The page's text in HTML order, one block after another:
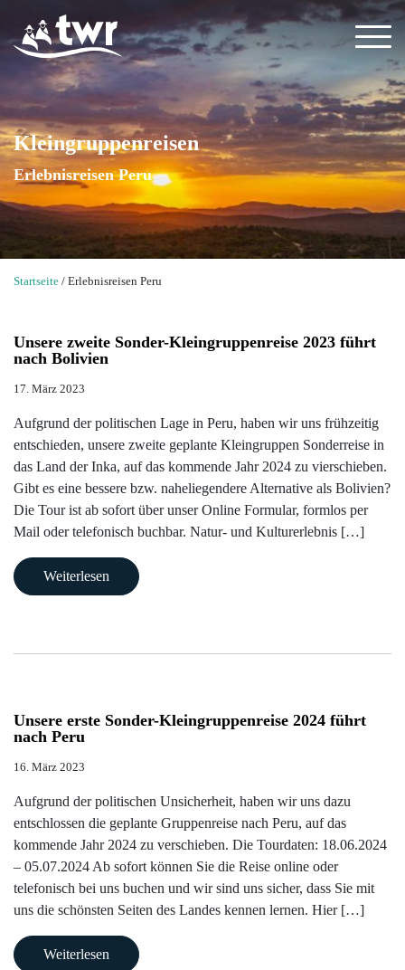
beraten
Sie
gerne
+49
(0)
851
13
Länder
Back
/
Indischer
Ozean
Back
Kenia
Madagaskar
Namibia
Südafrika
Lateinamerika
Back
Bolivien
Brasilien
Chile
Costa
Rica
Guatemala
Kuba
Mexiko
Peru
Europa
Back
Staaten
Bulgarien
Back
Bhutan
Georgien
Indien
Ladakh
Indien
Mongolei
Usbekistan
Pazifik
Back
Osten
Back
Oman
Gruppenreisen
Norbert’s
Gruppenreisen
Gruppenreisen
Back
im
Allgemeinen
Back
uns
Kontakt
Aktuelles
Newsletter
Reisen
DVD
Infos
zu
unseren
Reisen
Kindern
Infos
Buchung
Back
Buchungsabwicklung
Reiseversicherungen
Kleingruppenreisen
Erlebnisreisen Peru
Startseite / Erlebnisreisen Peru
Unsere zweite Sonder-Kleingruppenreise 2023 führt
nach Bolivien
17. März 2023
Aufgrund der politischen Lage in Peru, haben wir uns frühzeitig
entschieden, unsere zweite geplante Kleingruppen Sonderreise in
das Land der Inka, auf das kommende Jahr 2024 zu vierschieben.
Gibt es eine bessere bzw. naheliegendere Alternative als Bolivien?
Die Tour ist ab sofort über unser Online Formular, formlos per
Mail oder telefonisch buchbar. Natur- und Kulturerlebnis […]
Weiterlesen
Unsere erste Sonder-Kleingruppenreise 2024 führt
nach Peru
16. März 2023
Aufgrund der politischen Unsicherheit, haben wir uns dazu
entschlossen die geplante Gruppenreise nach Peru, auf das
kommende Jahr 2024 zu verschieben. Die Tourdaten: 18.06.2024
– 05.07.2024 Ab sofort können Sie die Reise online oder
telefonisch bei uns buchen und wir sind uns sicher, dass Sie mit
uns die schönsten Seiten des Landes kennen lernen. Hier […]
Weiterlesen